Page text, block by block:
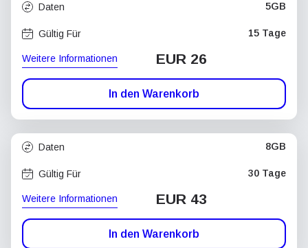
Daten 5GB
Gültig Für 15 Tage
Weitere Informationen EUR 26
In den Warenkorb
Daten 8GB
Gültig Für 30 Tage
Weitere Informationen EUR 43
In den Warenkorb